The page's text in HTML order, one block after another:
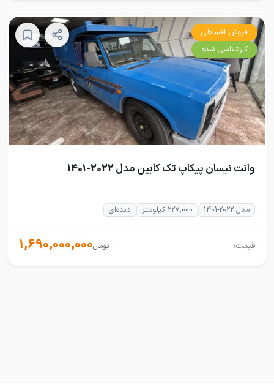
فروش اقساطی
کارشناسی شده
وانت نیسان پیکاپ تک کابین مدل 2022-1401
مدل 2022-1401 227,000 کیلومتر دنده‌ای
قیمت: 1,690,000,000تومان